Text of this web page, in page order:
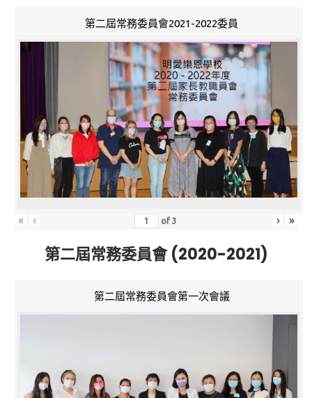
第二屆常務委員會2021-2022委員
« ‹ of3 › »
第二屆常務委員會 (2020-2021)
第二屆常務委員會第一次會議